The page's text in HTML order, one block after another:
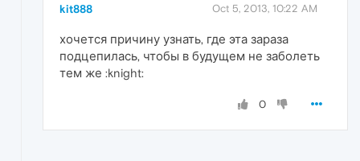
kit888 Oct 5, 2013, 10:22 AM
хочется причину узнать, где эта зараза
подцепилась, чтобы в будущем не заболеть
тем же :knight:
0